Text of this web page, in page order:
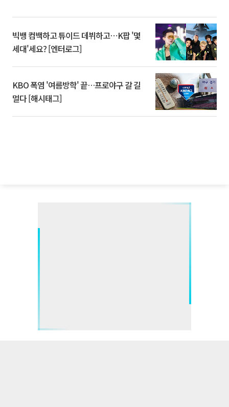
빅뱅 컴백하고 튜이드 데뷔하고⋯K팝 '몇
세대'세요? [엔터로그]
KBO 폭염 '여름방학' 끝…프로야구 갈 길
멀다 [해시태그]